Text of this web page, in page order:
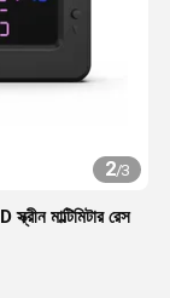
2/3
মাল্টিমিটার রেস